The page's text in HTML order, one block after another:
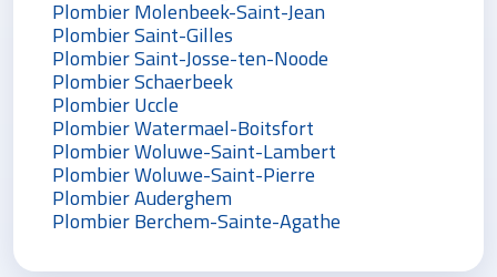
Plombier Molenbeek-Saint-Jean
Plombier Saint-Gilles
Plombier Saint-Josse-ten-Noode
Plombier Schaerbeek
Plombier Uccle
Plombier Watermael-Boitsfort
Plombier Woluwe-Saint-Lambert
Plombier Woluwe-Saint-Pierre
Plombier Auderghem
Plombier Berchem-Sainte-Agathe